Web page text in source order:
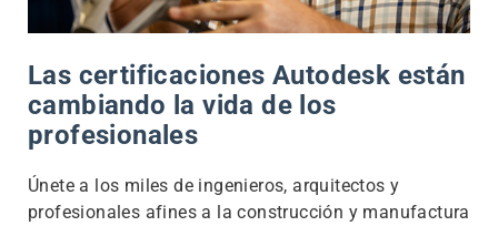
Las certificaciones Autodesk están
cambiando la vida de los
profesionales
Únete a los miles de ingenieros, arquitectos y
profesionales afines a la construcción y manufactura